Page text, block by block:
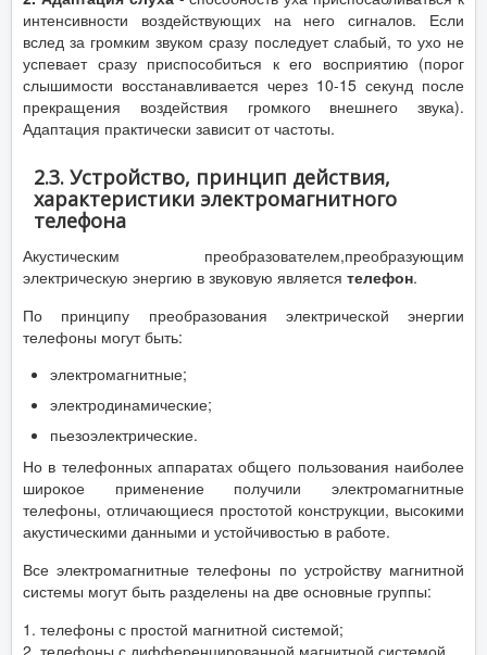
интенсивности воздействующих на него сигналов. Если
вслед за громким звуком сразу последует слабый, то ухо не
успевает сразу приспособиться к его восприятию (порог
слышимости восстанавливается через 10-15 секунд после
прекращения воздействия громкого внешнего звука).
Адаптация практически зависит от частоты.
2.3. Устройство, принцип действия,
характеристики электромагнитного
телефона
Акустическим преобразователем,преобразующим
электрическую энергию в звуковую является телефон.
По принципу преобразования электрической энергии
телефоны могут быть:
электромагнитные;
электродинамические;
пьезоэлектрические.
Но в телефонных аппаратах общего пользования наиболее
широкое применение получили электромагнитные
телефоны, отличающиеся простотой конструкции, высокими
акустическими данными и устойчивостью в работе.
Все электромагнитные телефоны по устройству магнитной
системы могут быть разделены на две основные группы:
1. телефоны с простой магнитной системой;